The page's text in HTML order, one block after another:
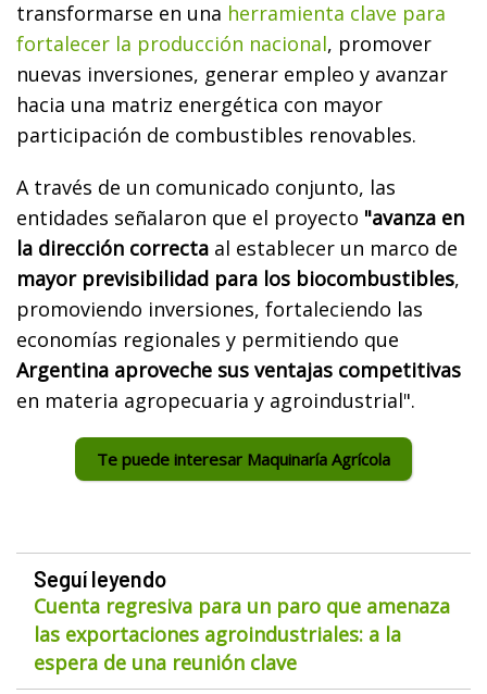
transformarse en una herramienta clave para
fortalecer la producción nacional, promover
nuevas inversiones, generar empleo y avanzar
hacia una matriz energética con mayor
participación de combustibles renovables.
A través de un comunicado conjunto, las
entidades señalaron que el proyecto "avanza en
la dirección correcta al establecer un marco de
mayor previsibilidad para los biocombustibles,
promoviendo inversiones, fortaleciendo las
economías regionales y permitiendo que
Argentina aproveche sus ventajas competitivas
en materia agropecuaria y agroindustrial".
Te puede interesar Maquinaría Agrícola
Seguí leyendo
Cuenta regresiva para un paro que amenaza
las exportaciones agroindustriales: a la
espera de una reunión clave